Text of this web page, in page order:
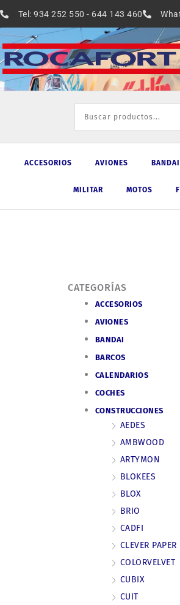
al
contenido
Tel: 934 252 550 - 644 143 460
ACCESORIOS AVIONES BANDAI
MILITAR MOTOS
CATEGORÍAS
ACCESORIOS
AVIONES
BANDAI
BARCOS
CALENDARIOS
COCHES
CONSTRUCCIONES
AEDES
AMBWOOD
ARTYMON
BLOKEES
BLOX
BRIO
CADFI
CLEVER PAPER
COLORVELVET
CUBIX
CUIT